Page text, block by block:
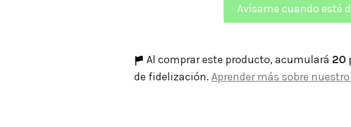
Al comprar este producto, acumulará 20
de fidelización. Aprender más sobre